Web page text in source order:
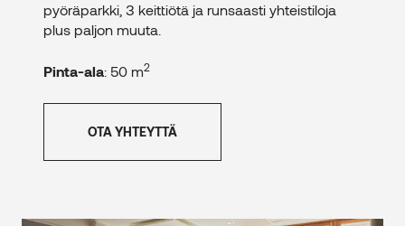
pyöräparkki, 3 keittiötä ja runsaasti yhteistiloja
plus paljon muuta.
Pinta-ala: 50 m2
OTA YHTEYTTÄ